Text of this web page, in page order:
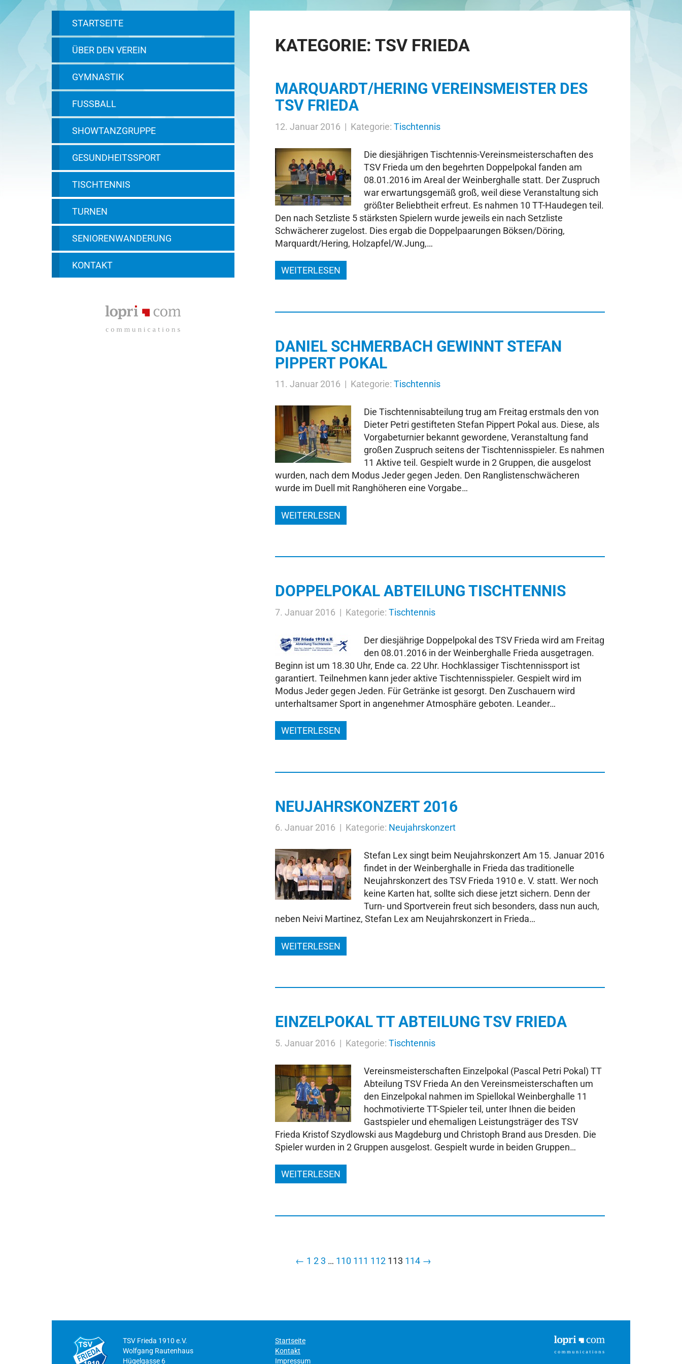
STARTSEITE
ÜBER DEN VEREIN
GYMNASTIK
FUSSBALL
SHOWTANZGRUPPE
GESUNDHEITSSPORT
TISCHTENNIS
TURNEN
SENIORENWANDERUNG
KONTAKT
KATEGORIE: TSV FRIEDA
MARQUARDT/HERING VEREINSMEISTER DES
TSV FRIEDA
12. Januar 2016 | Kategorie: Tischtennis
Die diesjährigen Tischtennis-Vereinsmeisterschaften des
TSV Frieda um den begehrten Doppelpokal fanden am
08.01.2016 im Areal der Weinberghalle statt. Der Zuspruch
war erwartungsgemäß groß, weil diese Veranstaltung sich
größter Beliebtheit erfreut. Es nahmen 10 TT-Haudegen teil.
Den nach Setzliste 5 stärksten Spielern wurde jeweils ein nach Setzliste
Schwächerer zugelost. Dies ergab die Doppelpaarungen Böksen/Döring,
Marquardt/Hering, Holzapfel/W.Jung,…
WEITERLESEN
DANIEL SCHMERBACH GEWINNT STEFAN
PIPPERT POKAL
11. Januar 2016 | Kategorie: Tischtennis
Die Tischtennisabteilung trug am Freitag erstmals den von
Dieter Petri gestifteten Stefan Pippert Pokal aus. Diese, als
Vorgabeturnier bekannt gewordene, Veranstaltung fand
großen Zuspruch seitens der Tischtennisspieler. Es nahmen
11 Aktive teil. Gespielt wurde in 2 Gruppen, die ausgelost
wurden, nach dem Modus Jeder gegen Jeden. Den Ranglistenschwächeren
wurde im Duell mit Ranghöheren eine Vorgabe…
WEITERLESEN
DOPPELPOKAL ABTEILUNG TISCHTENNIS
7. Januar 2016 | Kategorie: Tischtennis
Der diesjährige Doppelpokal des TSV Frieda wird am Freitag
den 08.01.2016 in der Weinberghalle Frieda ausgetragen.
Beginn ist um 18.30 Uhr, Ende ca. 22 Uhr. Hochklassiger Tischtennissport ist
garantiert. Teilnehmen kann jeder aktive Tischtennisspieler. Gespielt wird im
Modus Jeder gegen Jeden. Für Getränke ist gesorgt. Den Zuschauern wird
unterhaltsamer Sport in angenehmer Atmosphäre geboten. Leander…
WEITERLESEN
NEUJAHRSKONZERT 2016
6. Januar 2016 | Kategorie: Neujahrskonzert
Stefan Lex singt beim Neujahrskonzert Am 15. Januar 2016
findet in der Weinberghalle in Frieda das traditionelle
Neujahrskonzert des TSV Frieda 1910 e. V. statt. Wer noch
keine Karten hat, sollte sich diese jetzt sichern. Denn der
Turn- und Sportverein freut sich besonders, dass nun auch,
neben Neivi Martinez, Stefan Lex am Neujahrskonzert in Frieda…
WEITERLESEN
EINZELPOKAL TT ABTEILUNG TSV FRIEDA
5. Januar 2016 | Kategorie: Tischtennis
Vereinsmeisterschaften Einzelpokal (Pascal Petri Pokal) TT
Abteilung TSV Frieda An den Vereinsmeisterschaften um
den Einzelpokal nahmen im Spiellokal Weinberghalle 11
hochmotivierte TT-Spieler teil, unter Ihnen die beiden
Gastspieler und ehemaligen Leistungsträger des TSV
Frieda Kristof Szydlowski aus Magdeburg und Christoph Brand aus Dresden. Die
Spieler wurden in 2 Gruppen ausgelost. Gespielt wurde in beiden Gruppen…
WEITERLESEN
← 1 23 … 110 111 112 113 114 →
TSV Frieda 1910 e.V.
Wolfgang Rautenhaus
Hügelgasse 6
Startseite
Kontakt
Impressum